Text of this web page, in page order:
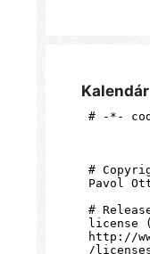
Kalendár